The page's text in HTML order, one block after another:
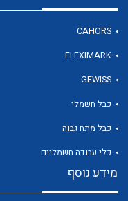
CAHORS
FLEXIMARK
GEWISS
כבל חשמלי
כבל מתח גבוה
כלי עבודה חשמליים
מידע נוסף